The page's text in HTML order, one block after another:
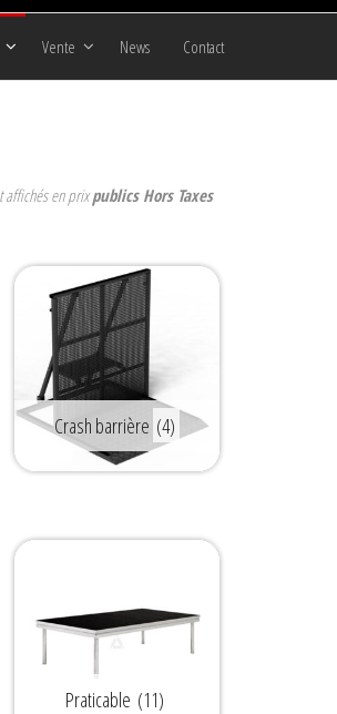
Vente News Contact
affichés en prixpublics Hors Taxes
Crash barrière (4)
Praticable (11)